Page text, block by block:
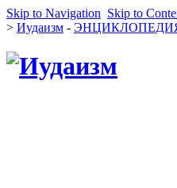
Skip to Navigation Skip to
> Иудаизм -